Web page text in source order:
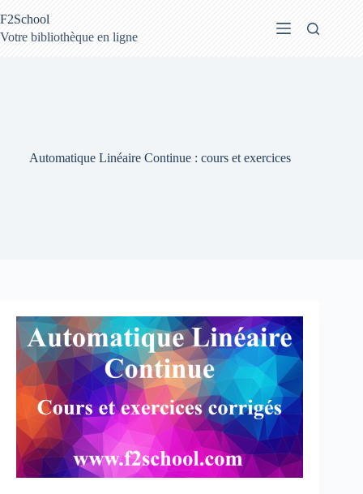
au
contenu
F2School
Votre bibliothèque en ligne
Automatique Linéaire Continue : cours et exercices